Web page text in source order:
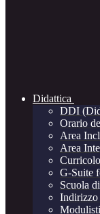
Didattica
DDI
Orario
Area
Area
G-Suite
Scuola
Indirizzo